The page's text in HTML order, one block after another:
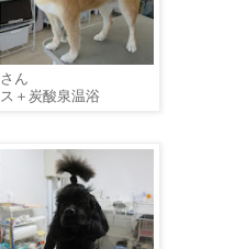
ん
＋炭酸泉温浴